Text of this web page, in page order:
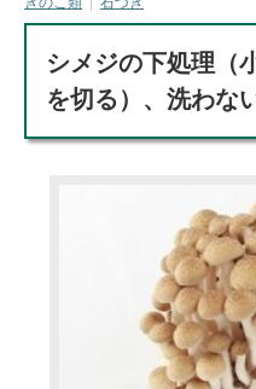
シメジの下処理（
を切る）、洗わな